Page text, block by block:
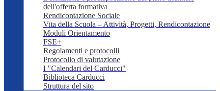
dell'offerta formativa
Rendicontazione Sociale
Vita della Scuola – Attività, Progetti, Rendicontazione
Moduli Orientamento
FSE+
Regolamenti e protocolli
Protocollo di valutazione
I "Calendari del Carducci"
Biblioteca Carducci
Struttura del sito